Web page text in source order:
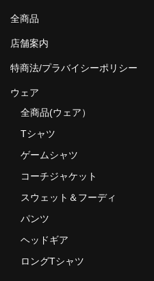
全商品
店舗案内
特商法/プラバイシーポリシー
ウェア
全商品(ウェア）
Tシャツ
ゲームシャツ
コーチジャケット
スウェット＆フーディ
パンツ
ヘッドギア
ロングTシャツ